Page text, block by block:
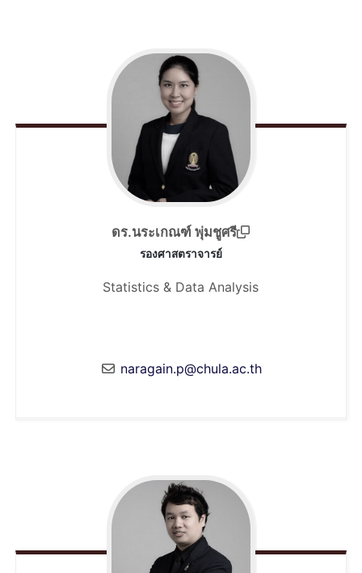
ดร.นระเกณฑ์ พุ่มชูศรี
รองศาสตราจารย์
Statistics & Data Analysis
naragain.p@chula.ac.th